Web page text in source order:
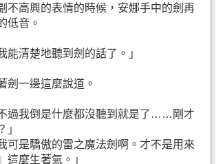
不高興的表情的時候，安娜手中的劍再
低音。
能清楚地聽到劍的話了。」
劍一邊這麼說道。
過我倒是什麼都沒聽到就是了……剛才
」
可是驕傲的雷之魔法劍啊。才不是用來
這麼生著氣。」